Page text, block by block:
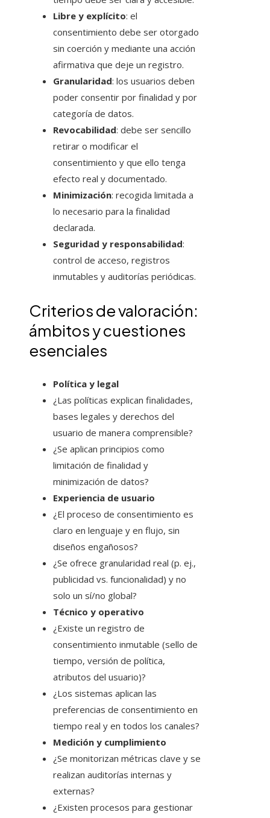
Libre y explícito: el
consentimiento debe ser otorgado
sin coerción y mediante una acción
afirmativa que deje un registro.
Granularidad: los usuarios deben
poder consentir por finalidad y por
categoría de datos.
Revocabilidad: debe ser sencillo
retirar o modificar el
consentimiento y que ello tenga
efecto real y documentado.
Minimización: recogida limitada a
lo necesario para la finalidad
declarada.
Seguridad y responsabilidad:
control de acceso, registros
inmutables y auditorías periódicas.
Criterios de valoración:
ámbitos y cuestiones
esenciales
Política y legal
¿Las políticas explican finalidades,
bases legales y derechos del
usuario de manera comprensible?
¿Se aplican principios como
limitación de finalidad y
minimización de datos?
Experiencia de usuario
¿El proceso de consentimiento es
claro en lenguaje y en flujo, sin
diseños engañosos?
¿Se ofrece granularidad real (p. ej.,
publicidad vs. funcionalidad) y no
solo un sí/no global?
Técnico y operativo
¿Existe un registro de
consentimiento inmutable (sello de
tiempo, versión de política,
atributos del usuario)?
¿Los sistemas aplican las
preferencias de consentimiento en
tiempo real y en todos los canales?
Medición y cumplimiento
¿Se monitorizan métricas clave y se
realizan auditorías internas y
externas?
¿Existen procesos para gestionar